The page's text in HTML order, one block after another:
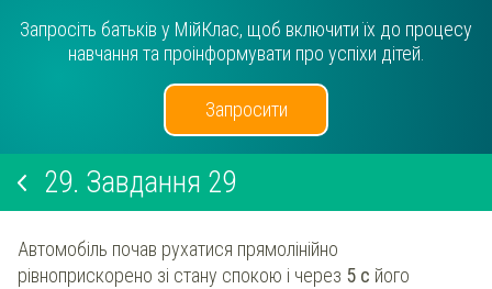
Запросіть батьків у МійКлас, щоб включити їх до процесу
навчання та проінформувати про успіхи дітей.
Запросити
29. Завдання 29
Автомобіль почав рухатися прямолінійно
рівноприскорено зі стану спокою і через 5 с його